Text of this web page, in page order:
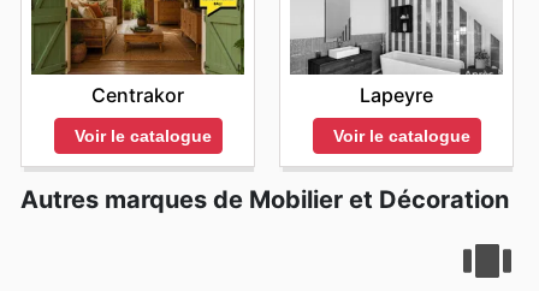
Centrakor
Voir le catalogue
Lapeyre
Voir le catalogue
Autres marques de Mobilier et Décoration